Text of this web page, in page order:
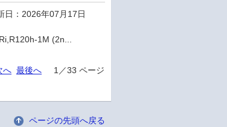
日：2026年07月17日
1M (2n...
へ 最後へ 1／33 ページ
ページの先頭へ戻る